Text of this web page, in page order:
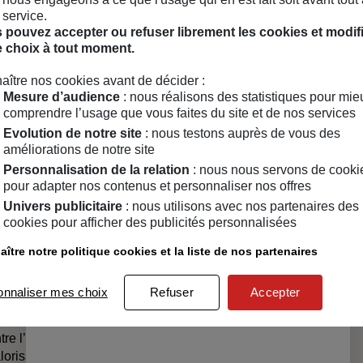
La marque Si Si La Paillette
a été fondée par
bande de copines et de
plus belle, plus joyeuse et
parisiennes, la marque
2019 de ne proposer que
plantes, pour préserver la
l’environnement.
: les paillettes se
sont recyclables
l’Allemagne et la France.
ainsi l’inclusion et le
pouvez accepter ou refuser librement les cookies et
choix à tout moment.
nos cookies avant de décider :
Mesure d’audience : nous réalisons des statistiques pour
comprendre l’usage que vous faites du site et de nos services
Evolution de notre site : nous testons auprès de vous des
améliorations de notre site
Personnalisation de la relation : nous nous servons de
pour adapter nos contenus et personnaliser nos offres
Univers publicitaire : nous utilisons avec nos partenaires des
cookies pour afficher des publicités personnalisées
notre politique cookies et la liste de nos partenaires
mes choix Refuser Accepter